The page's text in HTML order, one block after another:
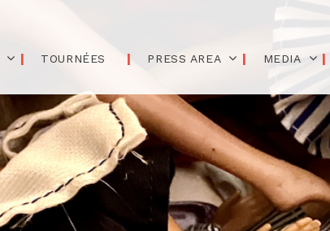
TOURNÉES PRESS AREA MEDIA